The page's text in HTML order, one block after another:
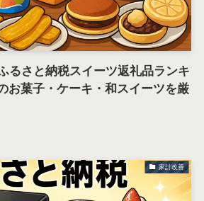
るさと納税スイーツ返礼品ランキ
お菓子・ケーキ・和スイーツを厳
家計改善